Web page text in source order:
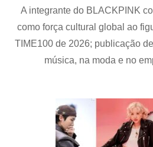
é
A integrante do BLACKPINK
como força cultural global ao
TIME100 de 2026; publicação
música, na moda e no